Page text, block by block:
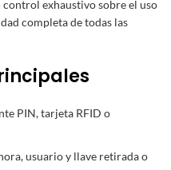
exhaustivo sobre el uso
completa de todas las
PIN, tarjeta RFID o
usuario y llave retirada o